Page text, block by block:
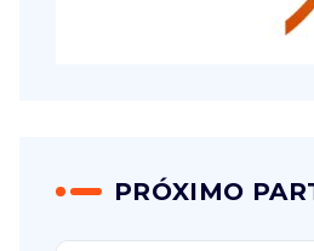
PRÓXIMO